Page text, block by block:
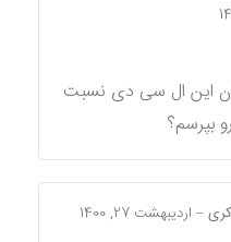
این ال سی دی نسبت
بپرسم؟
– اردیبهشت 27, 1400